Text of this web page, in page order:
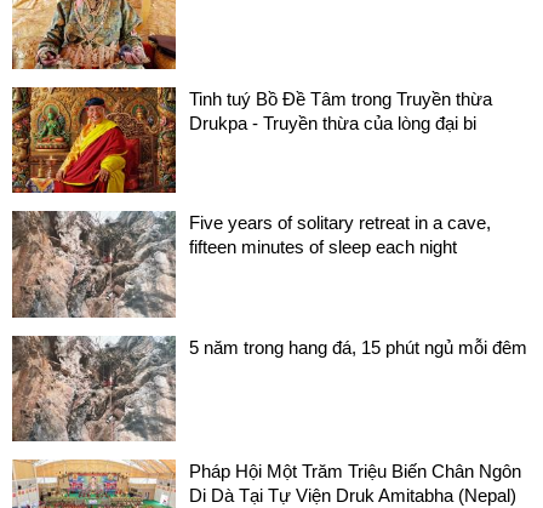
Tinh tuý Bồ Đề Tâm trong Truyền thừa
Drukpa - Truyền thừa của lòng đại bi
Five years of solitary retreat in a cave,
fifteen minutes of sleep each night
5 năm trong hang đá, 15 phút ngủ mỗi đêm
Pháp Hội Một Trăm Triệu Biến Chân Ngôn
Di Dà Tại Tự Viện Druk Amitabha (Nepal)